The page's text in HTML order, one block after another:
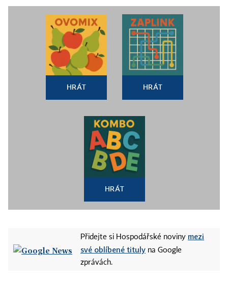
HRÁT HRÁT
HRÁT
Přidejte si Hospodářské noviny mezi
své oblíbené tituly na Google
zprávách.